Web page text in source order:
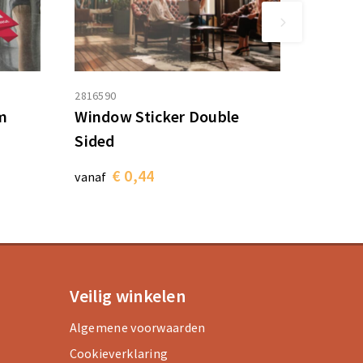
2816590
Window Sticker Double
Sided
vanaf € 0,44
Veilig winkelen
Algemene voorwaarden
Cookieverklaring